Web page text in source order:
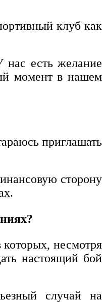
клуб как
нас есть желание
момент в нашем
приглашать
сторону
несмотря
настоящий бой
случай на